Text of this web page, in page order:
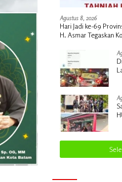
Agustus 8, 2026
Hari Jadi ke-69
H. Asmar Tegaskan